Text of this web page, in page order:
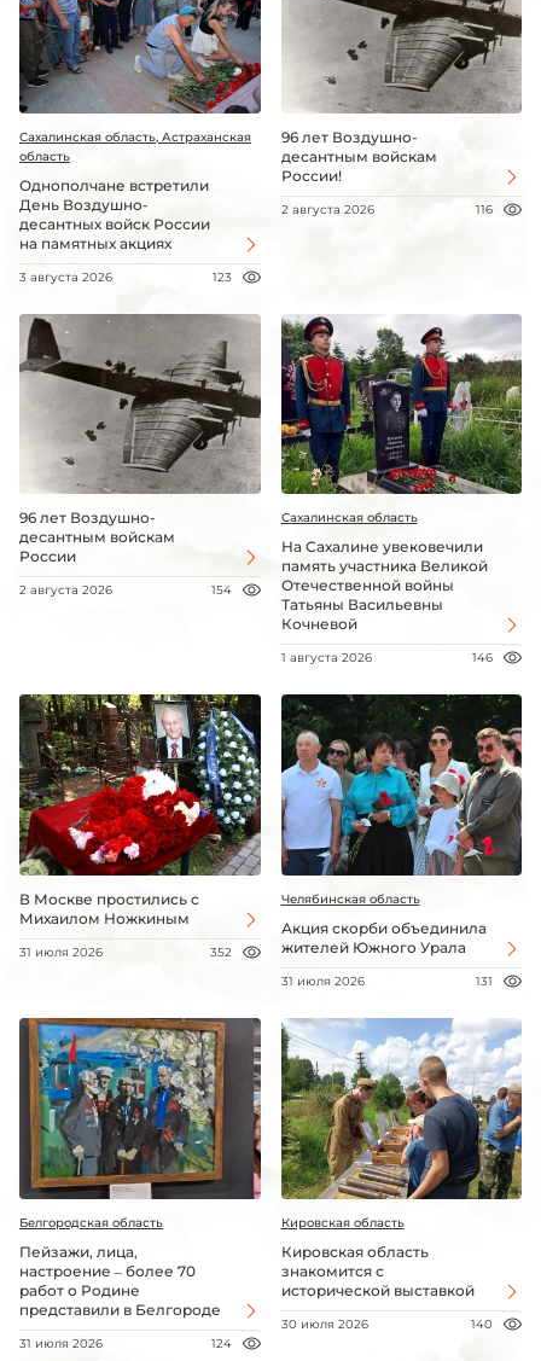
Сахалинская область, Астраханская
область
Однополчане встретили
День Воздушно-
десантных войск России
на памятных акциях
3 августа 2026 123
96 лет Воздушно-
десантным войскам
России!
2 августа 2026 116
96 лет Воздушно-
десантным войскам
России
2 августа 2026 154
Сахалинская область
На Сахалине увековечили
память участника Великой
Отечественной войны
Татьяны Васильевны
Кочневой
1 августа 2026 146
В Москве простились с
Михаилом Ножкиным
31 июля 2026 352
Челябинская область
Акция скорби объединила
жителей Южного Урала
31 июля 2026 131
Белгородская область
Пейзажи, лица,
настроение – более 70
работ о Родине
представили в Белгороде
31 июля 2026 124
Кировская область
Кировская область
знакомится с
исторической выставкой
30 июля 2026 140